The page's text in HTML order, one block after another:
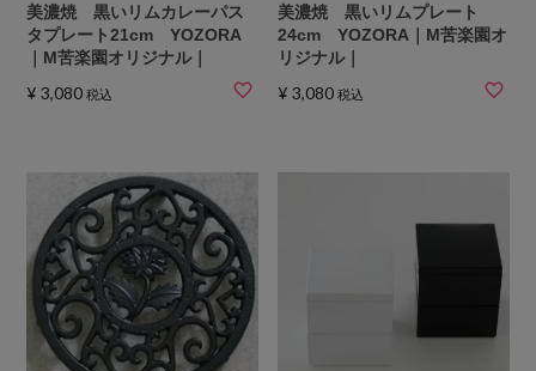
美濃焼 黒いリムカレーパス
タプレート21cm YOZORA
｜M苦楽園オリジナル｜
¥ 3,080 税込
美濃焼 黒いリムプレート
24cm YOZORA｜M苦楽園オ
リジナル｜
¥ 3,080 税込